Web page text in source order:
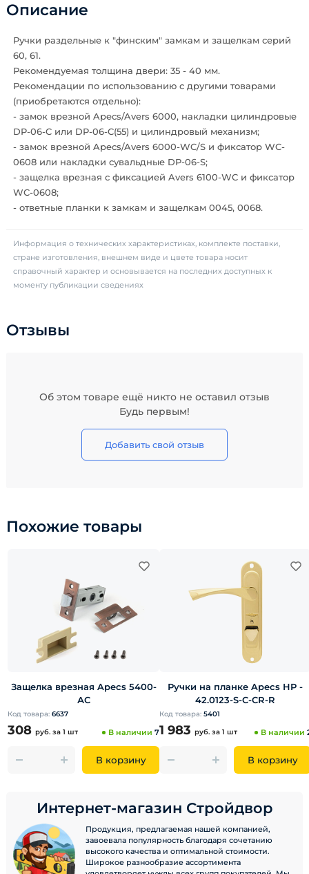
Описание
Ручки раздельные к "финским" замкам и защелкам серий
60, 61.
Рекомендуемая толщина двери: 35 - 40 мм.
Рекомендации по использованию с другими товарами
(приобретаются отдельно):
- замок врезной Apecs/Avers 6000, накладки цилиндровые
DP-06-C или DP-06-C(55) и цилиндровый механизм;
- замок врезной Apecs/Avers 6000-WC/S и фиксатор WC-
0608 или накладки сувальдные DP-06-S;
- защелка врезная с фиксацией Avers 6100-WC и фиксатор
WC-0608;
- ответные планки к замкам и защелкам 0045, 0068.
Информация о технических характеристиках, комплекте поставки,
стране изготовления, внешнем виде и цвете товара носит
справочный характер и основывается на последних доступных к
моменту публикации сведениях
Отзывы
Об этом товаре ещё никто не оставил отзыв
Будь первым!
Добавить свой отзыв
Похожие товары
Защелка врезная Apecs 5400-
АС
Код товара: 6637
308 руб. за 1 шт В наличии 7
В корзину
Ручки на планке Apecs HP -
42.0123-S-C-CR-R
Код товара: 5401
1 983 руб. за 1 шт В наличии
В корзину
Интернет-магазин Стройдвор
Продукция, предлагаемая нашей компанией,
завоевала популярность благодаря сочетанию
высокого качества и оптимальной стоимости.
Широкое разнообразие ассортимента